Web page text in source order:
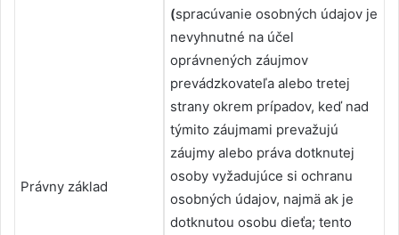
Právny základ
(spracúvanie osobných údajov je
nevyhnutné na účel
oprávnených záujmov
prevádzkovateľa alebo tretej
strany okrem prípadov, keď nad
týmito záujmami prevažujú
záujmy alebo práva dotknutej
osoby vyžadujúce si ochranu
osobných údajov, najmä ak je
dotknutou osobu dieťa; tento